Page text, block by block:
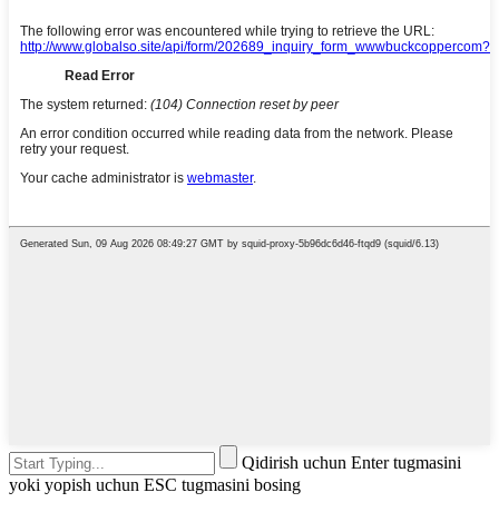
Qidirish uchun Enter tugmasini
yoki yopish uchun ESC tugmasini bosing